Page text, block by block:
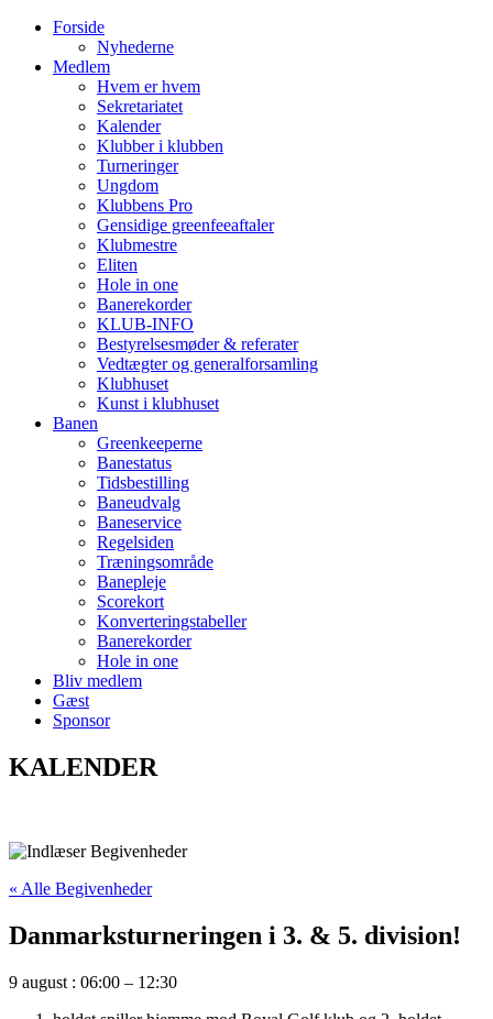
Forside
Nyhederne
Medlem
Hvem er hvem
Sekretariatet
Kalender
Klubber i klubben
Turneringer
Ungdom
Klubbens Pro
Gensidige greenfeeaftaler
Klubmestre
Eliten
Hole in one
Banerekorder
KLUB-INFO
Bestyrelsesmøder & referater
Vedtægter og generalforsamling
Klubhuset
Kunst i klubhuset
Banen
Greenkeeperne
Banestatus
Tidsbestilling
Baneudvalg
Baneservice
Regelsiden
Træningsområde
Banepleje
Scorekort
Konverteringstabeller
Banerekorder
Hole in one
Bliv medlem
Gæst
Sponsor
KALENDER
« Alle Begivenheder
Danmarksturneringen i 3. & 5. division!
9 august : 06:00 – 12:30